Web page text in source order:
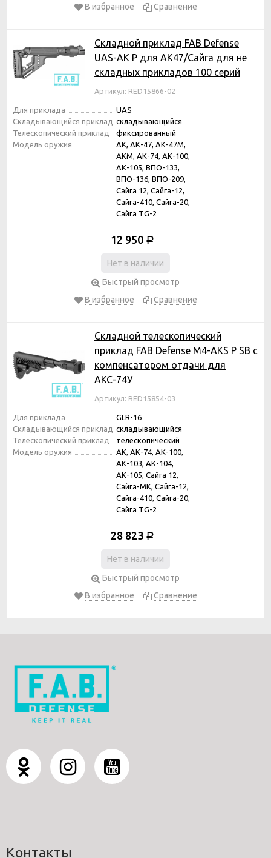
В избранное
Сравнение
Складной приклад FAB Defense
UAS-AK P для АК47/Сайга для не
складных прикладов 100 серий
Артикул: RED15866-02
Для приклада
UAS
Складывающийся приклад складывающийся
Телескопический приклад
фиксированный
Модель оружия
АК, АК-47, АК-47М,
АКМ, АК-74, АК-100,
АК-105, ВПО-133,
ВПО-136, ВПО-209,
Сайга 12, Сайга-12,
Сайга-410, Сайга-20,
Сайга TG-2
12 950 Р
Нет в наличии
Быстрый просмотр
В избранное
Сравнение
Складной телескопический
приклад FAB Defense M4-AKS P SB с
компенсатором отдачи для
АКС-74У
Артикул: RED15854-03
Для приклада
GLR-16
Складывающийся приклад складывающийся
Телескопический приклад
телескопический
Модель оружия
АК, АК-74, АК-100,
АК-103, АК-104,
АК-105, Сайга 12,
Сайга-МК, Сайга-12,
Сайга-410, Сайга-20,
Сайга TG-2
28 823 Р
Нет в наличии
Быстрый просмотр
В избранное
Сравнение
Контакты